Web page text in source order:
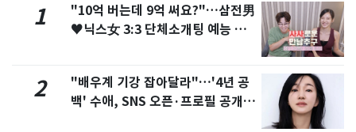
1
"10억 버는데 9억 써요?"…삼전男
♥닉스女 3:3 단체소개팅 예능 화
2
"배우계 기강 잡아달라"…'4년 공
백' 수애, SNS 오픈·프로필 공개